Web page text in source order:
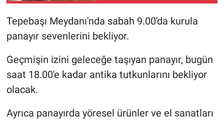
Tepebaşı Meydanı'nda sabah 9.00'da kurula
panayır sevenlerini bekliyor.
Geçmişin izini geleceğe taşıyan panayır, bugün
saat 18.00'e kadar antika tutkunlarını bekliyor
olacak.
Ayrıca panayırda yöresel ürünler ve el sanatları